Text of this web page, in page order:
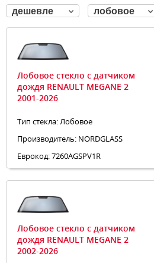
дешевле лобовое
Лобовое стекло с датчиком
дождя RENAULT MEGANE 2
2001-2026
Тип стекла: Лобовое
Производитель: NORDGLASS
Еврокод: 7260AGSPV1R
Лобовое стекло с датчиком
дождя RENAULT MEGANE 2
2002-2026